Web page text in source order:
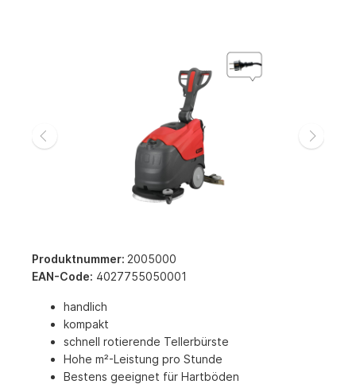
Produktnummer: 2005000
EAN-Code: 4027755050001
handlich
kompakt
schnell rotierende Tellerbürste
Hohe m²-Leistung pro Stunde
Bestens geeignet für Hartböden